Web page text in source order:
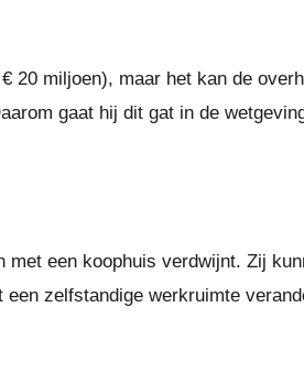
20 miljoen), maar het kan de
gaat hij dit gat in de
een koophuis verdwijnt. Zij
zelfstandige werkruimte